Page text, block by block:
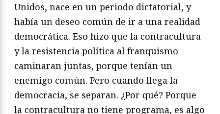
Unidos, nace en un periodo dictatorial, y
había un deseo común de ir a una realidad
democrática. Eso hizo que la contracultura
y la resistencia política al franquismo
caminaran juntas, porque tenían un
enemigo común. Pero cuando llega la
democracia, se separan. ¿Por qué? Porque
la contracultura no tiene programa, es algo